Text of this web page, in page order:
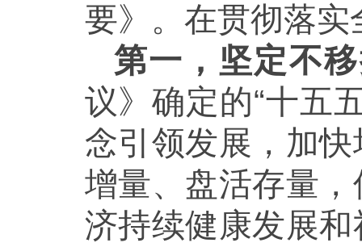
要》。在贯彻落
第一，坚定不
议》确定的“十五
念引领发展，加
增量、盘活存量
济持续健康发展